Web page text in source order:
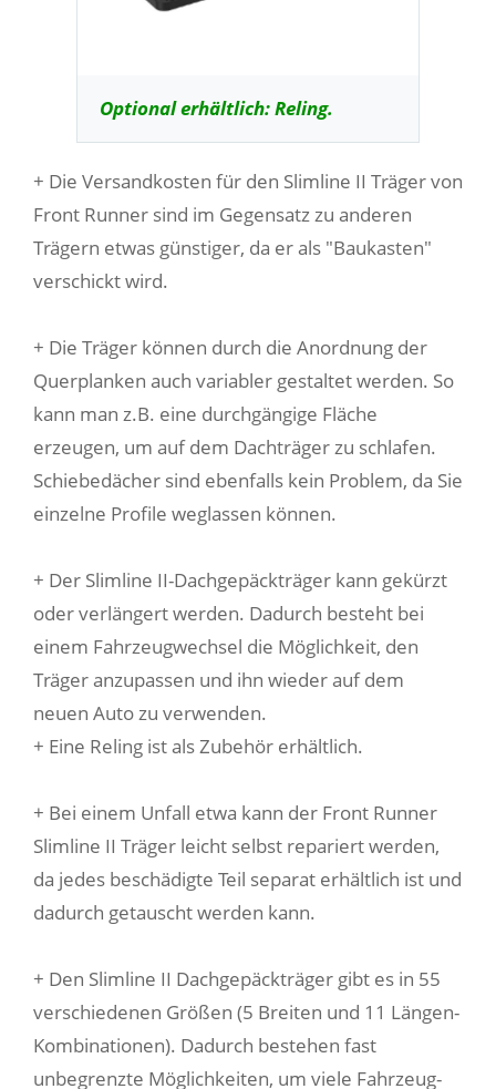
Optional erhältlich: Reling.
+ Die Versandkosten für den Slimline II Träger von
Front Runner sind im Gegensatz zu anderen
Trägern etwas günstiger, da er als "Baukasten"
verschickt wird.
+ Die Träger können durch die Anordnung der
Querplanken auch variabler gestaltet werden. So
kann man z.B. eine durchgängige Fläche
erzeugen, um auf dem Dachträger zu schlafen.
Schiebedächer sind ebenfalls kein Problem, da Sie
einzelne Profile weglassen können.
+ Der Slimline II-Dachgepäckträger kann gekürzt
oder verlängert werden. Dadurch besteht bei
einem Fahrzeugwechsel die Möglichkeit, den
Träger anzupassen und ihn wieder auf dem
neuen Auto zu verwenden.
+ Eine Reling ist als Zubehör erhältlich.
+ Bei einem Unfall etwa kann der Front Runner
Slimline II Träger leicht selbst repariert werden,
da jedes beschädigte Teil separat erhältlich ist und
dadurch getauscht werden kann.
+ Den Slimline II Dachgepäckträger gibt es in 55
verschiedenen Größen (5 Breiten und 11 Längen-
Kombinationen). Dadurch bestehen fast
unbegrenzte Möglichkeiten, um viele Fahrzeug-